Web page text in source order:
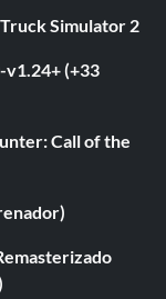
Simulator 2
v1.24+ (+33
Call of the